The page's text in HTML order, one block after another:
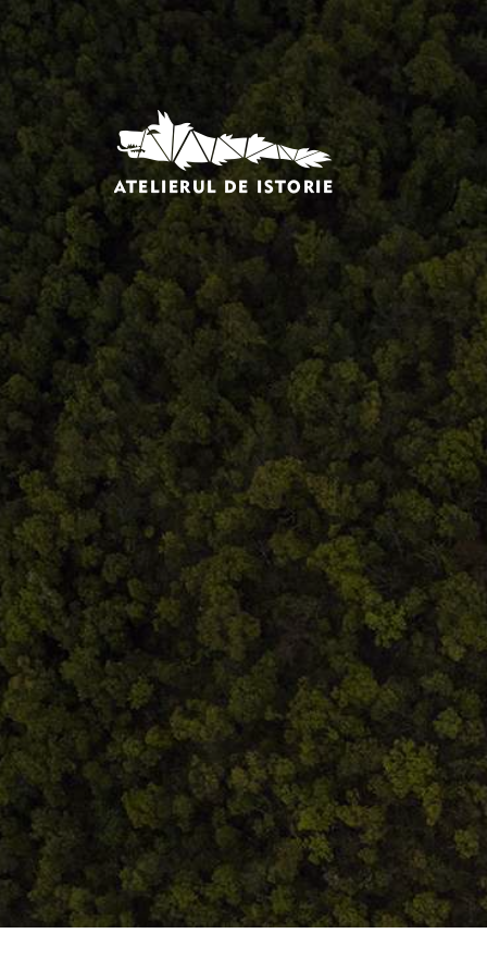
Comandă, plată, livrare
Întreținere produse
Facebook.com/atelieruldeistorie
Contact@atelieruldeistorie.ro
0748.884.543
Termeni și condiții
ANPC
Home Despre noi Produse
Contact
Termeni și condiții
S.C. Atelierul de istorie SRL
J12/419/2016
CIF 35566674
RO48ROIN4021ZZ6H9WDUW2T2 Salt Bank